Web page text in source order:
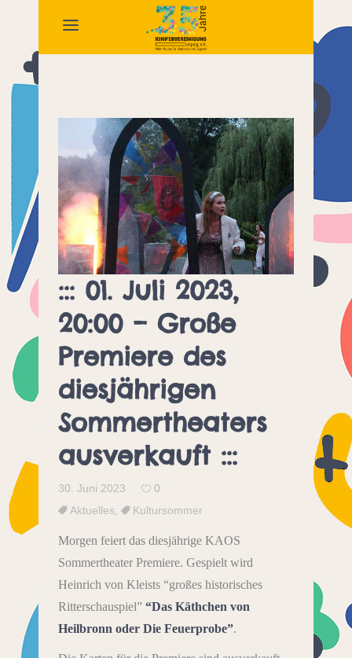
::: 01. Juli 2023,
20:00 – Große
Premiere des
diesjährigen
Sommertheaters
ausverkauft :::
30. Juni 2023
0
Aktuelles
Kultursommer
Morgen feiert das diesjährige KAOS
Sommertheater Premiere. Gespielt wird
Heinrich von Kleists “großes historisches
Ritterschauspiel” “Das Käthchen von
Heilbronn oder Die Feuerprobe”.